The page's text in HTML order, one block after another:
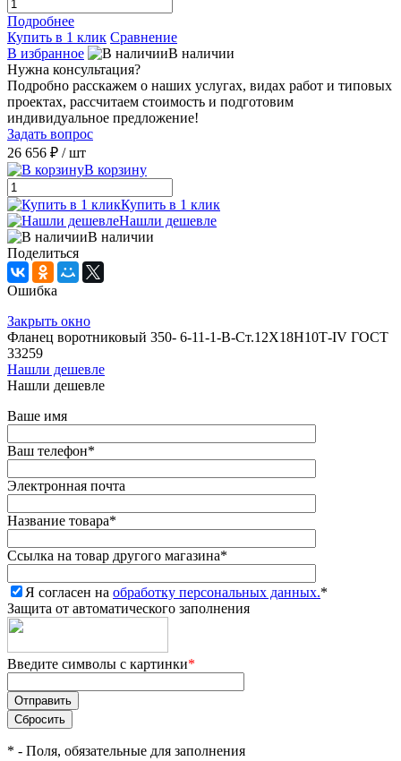
Подробнее
Купить в 1 клик Сравнение
В избранное
В наличии
Нужна консультация?
Подробно расскажем о наших услугах, видах работ и типовых
проектах, рассчитаем стоимость и подготовим
индивидуальное предложение!
Задать вопрос
26 656 ₽ / шт
В корзину
Купить в 1 клик
Нашли дешевле
В наличии
Поделиться
Ошибка
Закрыть окно
Фланец воротниковый 350- 6-11-1-В-Ст.12Х18Н10Т-IV ГОСТ
33259
Нашли дешевле
Нашли дешевле
Ваше имя
Ваш телефон*
Электронная почта
Название товара*
Ссылка на товар другого магазина*
Я согласен на обработку персональных данных.*
Защита от автоматического заполнения
Введите символы с картинки*
* - Поля, обязательные для заполнения